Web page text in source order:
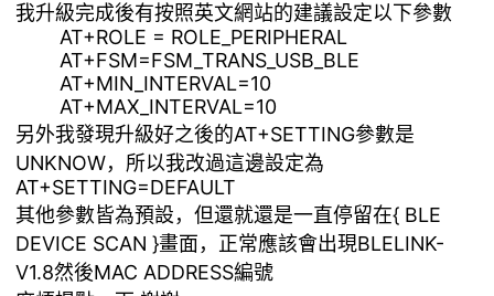
我升級完成後有按照英文網站的建議設定以下參數
AT+ROLE = ROLE_PERIPHERAL
AT+FSM=FSM_TRANS_USB_BLE
AT+MIN_INTERVAL=10
AT+MAX_INTERVAL=10
另外我發現升級好之後的AT+SETTING參數是
UNKNOW，所以我改過這邊設定為
AT+SETTING=DEFAULT
其他參數皆為預設，但還就還是一直停留在{ BLE
DEVICE SCAN }畫面，正常應該會出現BLELINK-
V1.8然後MAC ADDRESS編號